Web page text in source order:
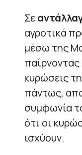
Σε
αγροτικά
μέσω της
κυρώσεις
πάντως,
συμφωνία
ότι οι
ισχύουν.